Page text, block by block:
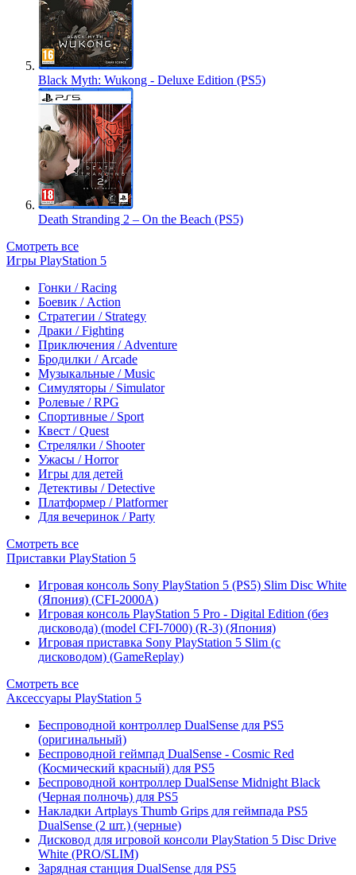
Black Myth: Wukong - Deluxe Edition (PS5)
Death Stranding 2 – On the Beach (PS5)
Смотреть все
Игры PlayStation 5
Гонки / Racing
Боевик / Action
Стратегии / Strategy
Драки / Fighting
Приключения / Adventure
Бродилки / Arcade
Музыкальные / Music
Симуляторы / Simulator
Ролевые / RPG
Спортивные / Sport
Квест / Quest
Стрелялки / Shooter
Ужасы / Horror
Игры для детей
Детективы / Detective
Платформер / Platformer
Для вечеринок / Party
Смотреть все
Приставки PlayStation 5
Игровая консоль Sony PlayStation 5 (PS5) Slim Disc White
(Япония) (CFI-2000A)
Игровая консоль PlayStation 5 Pro - Digital Edition (без
дисковода) (model CFI-7000) (R-3) (Япония)
Игровая приставка Sony PlayStation 5 Slim (с
дисководом) (GameReplay)
Смотреть все
Аксессуары PlayStation 5
Беспроводной контроллер DualSense для PS5
(оригинальный)
Беспроводной геймпад DualSense - Cosmic Red
(Космический красный) для PS5
Беспроводной контроллер DualSense Midnight Black
(Черная полночь) для PS5
Накладки Artplays Thumb Grips для геймпада PS5
DualSense (2 шт.) (черные)
Дисковод для игровой консоли PlayStation 5 Disc Drive
White (PRO/SLIM)
Зарядная станция DualSense для PS5